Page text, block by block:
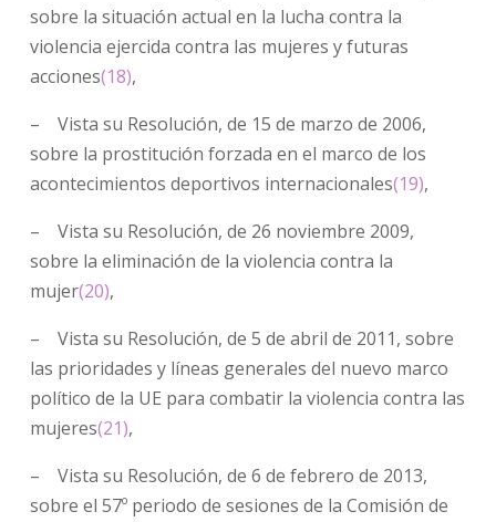
sobre la situación actual en la lucha contra la
violencia ejercida contra las mujeres y futuras
acciones(18),
– Vista su Resolución, de 15 de marzo de 2006,
sobre la prostitución forzada en el marco de los
acontecimientos deportivos internacionales(19),
– Vista su Resolución, de 26 noviembre 2009,
sobre la eliminación de la violencia contra la
mujer(20),
– Vista su Resolución, de 5 de abril de 2011, sobre
las prioridades y líneas generales del nuevo marco
político de la UE para combatir la violencia contra las
mujeres(21),
– Vista su Resolución, de 6 de febrero de 2013,
sobre el 57º periodo de sesiones de la Comisión de